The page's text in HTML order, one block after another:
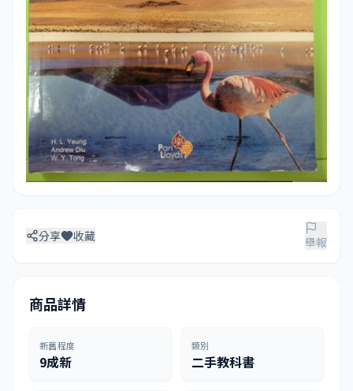
分享 收藏 舉報
商品詳情
新舊程度
9成新
類別
二手教科書